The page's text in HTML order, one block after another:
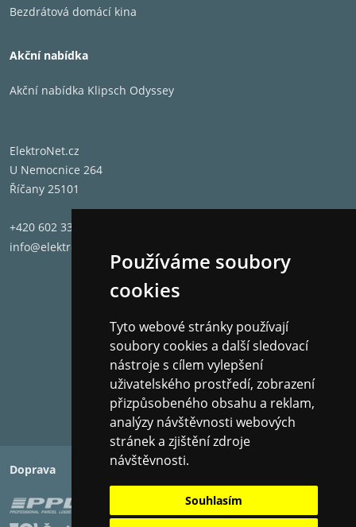
Používáme soubory
cookies
Tyto webové stránky používají
soubory cookies a další sledovací
nástroje s cílem vylepšení
uživatelského prostředí, zobrazení
přizpůsobeného obsahu a reklam,
analýzy návštěvnosti webových
stránek a zjištění zdroje
návštěvnosti.
Souhlasím
Bezdrátová domácí kina
Akční nabídka
Akční nabídka Klipsch Odyssey
ElektroNet.cz
U Nemocnice 264
Říčany 25101
+420 602 331 662
info@elektronet.cz
Doprava Platba